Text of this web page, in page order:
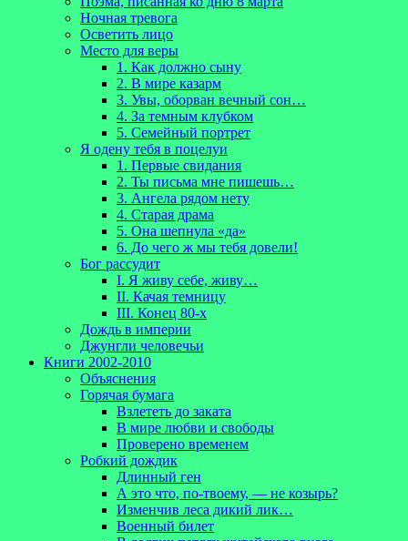
Ночная тревога
Осветить лицо
Место для веры
1. Как должно сыну
2. В мире казарм
3. Увы, оборван вечный сон…
4. За темным клубком
5. Семейный портрет
Я одену тебя в поцелуи
1. Первые свидания
2. Ты письма мне пишешь…
3. Ангела рядом нету
4. Старая драма
5. Она шепнула «да»
6. До чего ж мы тебя довели!
Бог рассудит
I. Я живу себе, живу…
II. Качая темницу
III. Конец 80-х
Дождь в империи
Джунгли человечьи
Книги 2002-2010
Объяснения
Горячая бумага
Взлететь до заката
В мире любви и свободы
Проверено временем
Робкий дождик
Длинный ген
А это что, по-твоему, — не козырь?
Изменчив леса дикий лик…
Военный билет